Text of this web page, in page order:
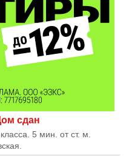
сдан
5 мин. от ст. м.